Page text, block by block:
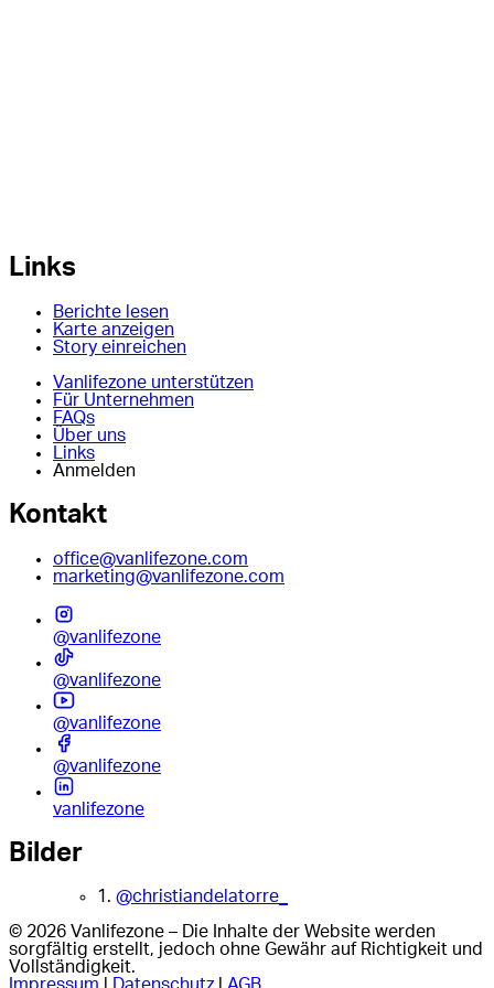
Links
Berichte lesen
Karte anzeigen
Story einreichen
Vanlifezone unterstützen
Für Unternehmen
FAQs
Über uns
Links
Anmelden
Kontakt
office@vanlifezone.com
marketing@vanlifezone.com
@vanlifezone
@vanlifezone
@vanlifezone
@vanlifezone
vanlifezone
Bilder
1. @christiandelatorre_
© 2026 Vanlifezone – Die Inhalte der Website werden
sorgfältig erstellt, jedoch ohne Gewähr auf Richtigkeit und
Vollständigkeit.